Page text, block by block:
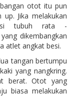
otot itu pun
Jika melakukan
tubuh rata -
dikembangkan
atlet angkat besi.
tangan bertumpu
yang nangkring.
berat. Otot yang
biasa melakukan